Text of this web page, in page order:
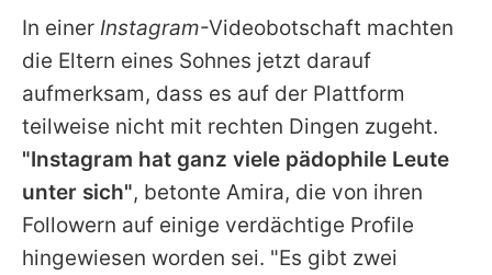
In einer Instagram-Videobotschaft machten
die Eltern eines Sohnes jetzt darauf
aufmerksam, dass es auf der Plattform
teilweise nicht mit rechten Dingen zugeht.
"Instagram hat ganz viele pädophile Leute
unter sich", betonte Amira, die von ihren
Followern auf einige verdächtige Profile
hingewiesen worden sei. "Es gibt zwei